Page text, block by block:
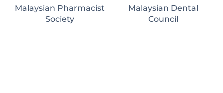
Malaysian Pharmacist
Society
Malaysian Dental
Council